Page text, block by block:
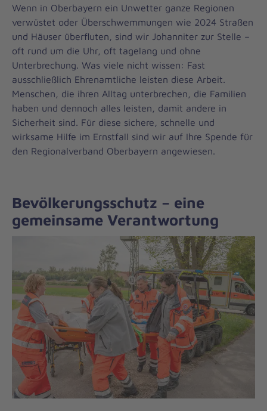
Wenn in Oberbayern ein Unwetter ganze Regionen
verwüstet oder Überschwemmungen wie 2024 Straßen
und Häuser überfluten, sind wir Johanniter zur Stelle –
oft rund um die Uhr, oft tagelang und ohne
Unterbrechung. Was viele nicht wissen: Fast
ausschließlich Ehrenamtliche leisten diese Arbeit.
Menschen, die ihren Alltag unterbrechen, die Familien
haben und dennoch alles leisten, damit andere in
Sicherheit sind. Für diese sichere, schnelle und
wirksame Hilfe im Ernstfall sind wir auf Ihre Spende für
den Regionalverband Oberbayern angewiesen.
Bevölkerungsschutz – eine
gemeinsame Verantwortung